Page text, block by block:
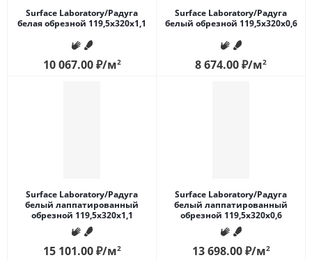
Surface Laboratory/Радуга
белая обрезной 119,5x320x1,1
10 067.00₽/м2
Surface Laboratory/Радуга
белый обрезной 119,5x320x0,6
8 674.00₽/м2
Surface Laboratory/Радуга
белый лаппатированный
обрезной 119,5x320x1,1
15 101.00₽/м2
Surface Laboratory/Радуга
белый лаппатированный
обрезной 119,5x320x0,6
13 698.00₽/м2